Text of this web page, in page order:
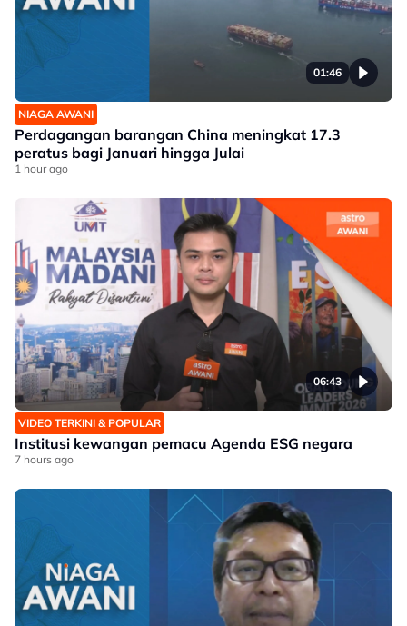
01:46
NIAGA AWANI
Perdagangan barangan China meningkat 17.3
peratus bagi Januari hingga Julai
1 hour ago
06:43
VIDEO TERKINI & POPULAR
Institusi kewangan pemacu Agenda ESG negara
7 hours ago